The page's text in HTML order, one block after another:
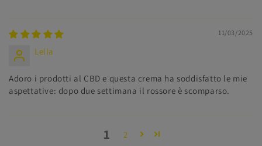
11/03/2025
Lella
Adoro i prodotti al CBD e questa crema ha soddisfatto le mie
aspettative: dopo due settimana il rossore è scomparso.
1 2